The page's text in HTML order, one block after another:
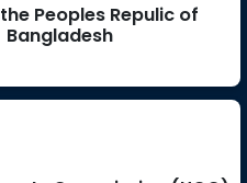
Peoples Repulic of
Bangladesh